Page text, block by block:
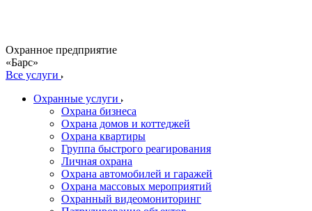
Охранное предприятие
«Барс»
Все услуги
Охранные услуги
Охрана бизнеса
Охрана домов и коттеджей
Охрана квартиры
Группа быстрого реагирования
Личная охрана
Охрана автомобилей и гаражей
Охрана массовых мероприятий
Охранный видеомониторинг